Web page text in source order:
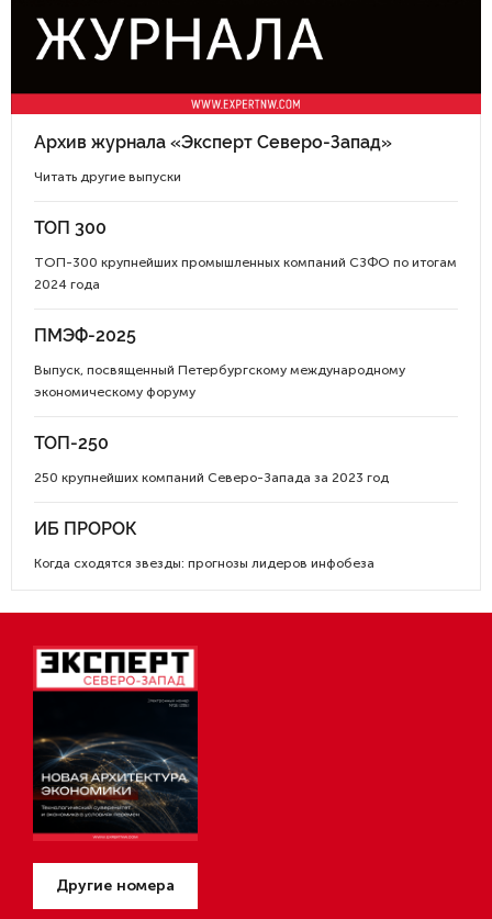
Архив журнала «Эксперт Северо-Запад»
Читать другие выпуски
ТОП 300
ТОП-300 крупнейших промышленных компаний СЗФО по итогам
2024 года
ПМЭФ-2025
Выпуск, посвященный Петербургскому международному
экономическому форуму
ТОП-250
250 крупнейших компаний Северо-Запада за 2023 год
ИБ ПРОРОК
Когда сходятся звезды: прогнозы лидеров инфобеза
Другие номера